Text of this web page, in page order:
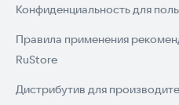
Конфиденциальность для
Правила применения
RuStore
Дистрибутив для